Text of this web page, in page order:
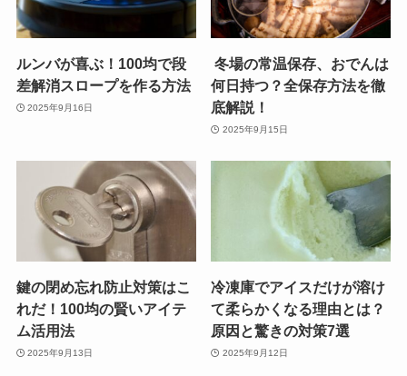
ルンバが喜ぶ！100均で段
差解消スロープを作る方法
2025年9月16日
冬場の常温保存、おでんは
何日持つ？全保存方法を徹
底解説！
2025年9月15日
鍵の閉め忘れ防止対策はこ
れだ！100均の賢いアイテ
ム活用法
2025年9月13日
冷凍庫でアイスだけが溶け
て柔らかくなる理由とは？
原因と驚きの対策7選
2025年9月12日